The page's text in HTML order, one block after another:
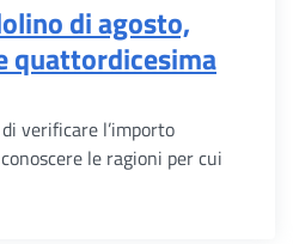
di agosto,
quattordicesima
verificare l’importo
le ragioni per cui